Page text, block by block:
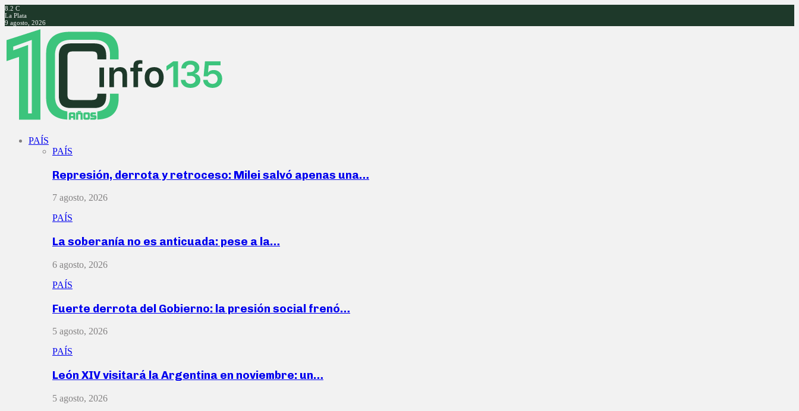
8.2 C
La Plata
9 agosto, 2026
Facebook
Twitter
Instagram
Youtube
PAÍS
PAÍS
Represión, derrota y retroceso: Milei salvó apenas una…
7 agosto, 2026
PAÍS
La soberanía no es anticuada: pese a la…
6 agosto, 2026
PAÍS
Fuerte derrota del Gobierno: la presión social frenó…
5 agosto, 2026
PAÍS
León XIV visitará la Argentina en noviembre: un…
5 agosto, 2026